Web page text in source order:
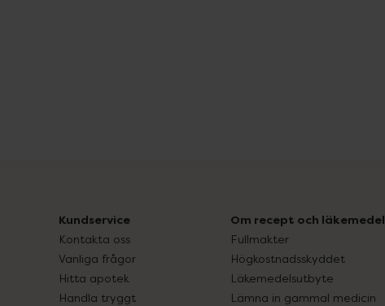
Kundservice
Kontakta oss
Vanliga frågor
Hitta apotek
Handla tryggt
Om recept och läkemedel
Fullmakter
Högkostnadsskyddet
Läkemedelsutbyte
Lämna in gammal medicin